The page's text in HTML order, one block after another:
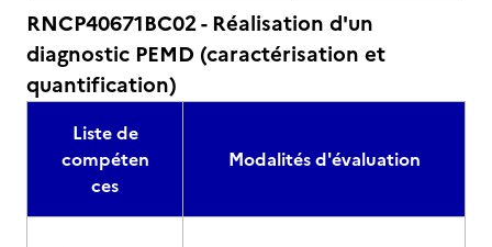
RNCP40671BC02 - Réalisation d'un
diagnostic PEMD (caractérisation et
quantification)
Liste de
compéten
ces
Modalités d'évaluation